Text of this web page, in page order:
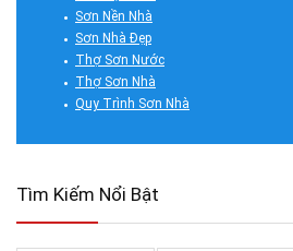
Sơn Nền Nhà
Sơn Nhà Đẹp
Thợ Sơn Nước
Thợ Sơn Nhà
Quy Trình Sơn Nhà
Tìm Kiếm Nổi Bật